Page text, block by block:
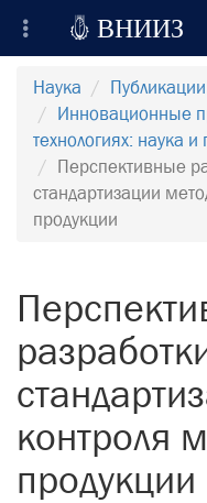
Всероссийский Научно-
Институт Зерна и
Регистрация
Вход на сайт
 ВНИИЗ
Наука
Инновационные
технологиях: наука
Перспективные
стандартизации
продукции
контроля
продукции